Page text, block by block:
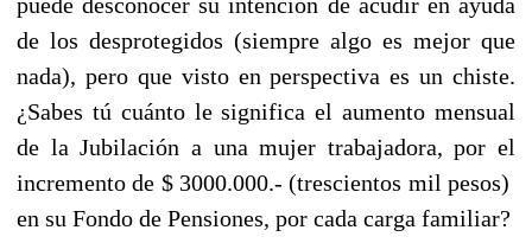
de los desprotegidos (siempre algo es mejor que
nada), pero que visto en perspectiva es un chiste.
¿Sabes tú cuánto le significa el aumento mensual
de la Jubilación a una mujer trabajadora, por el
incremento de $ 3000.000.- (trescientos mil pesos)
en su Fondo de Pensiones, por cada carga familiar?